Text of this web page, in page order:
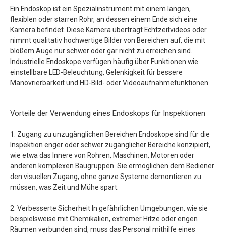
Ein Endoskop ist ein Spezialinstrument mit einem langen,
flexiblen oder starren Rohr, an dessen einem Ende sich eine
Kamera befindet. Diese Kamera überträgt Echtzeitvideos oder
nimmt qualitativ hochwertige Bilder von Bereichen auf, die mit
bloßem Auge nur schwer oder gar nicht zu erreichen sind.
Industrielle Endoskope verfügen häufig über Funktionen wie
einstellbare LED-Beleuchtung, Gelenkigkeit für bessere
Manövrierbarkeit und HD-Bild- oder Videoaufnahmefunktionen.
Vorteile der Verwendung eines Endoskops für Inspektionen
1. Zugang zu unzugänglichen Bereichen Endoskope sind für die
Inspektion enger oder schwer zugänglicher Bereiche konzipiert,
wie etwa das Innere von Rohren, Maschinen, Motoren oder
anderen komplexen Baugruppen. Sie ermöglichen dem Bediener
den visuellen Zugang, ohne ganze Systeme demontieren zu
müssen, was Zeit und Mühe spart.
2. Verbesserte Sicherheit In gefährlichen Umgebungen, wie sie
beispielsweise mit Chemikalien, extremer Hitze oder engen
Räumen verbunden sind, muss das Personal mithilfe eines